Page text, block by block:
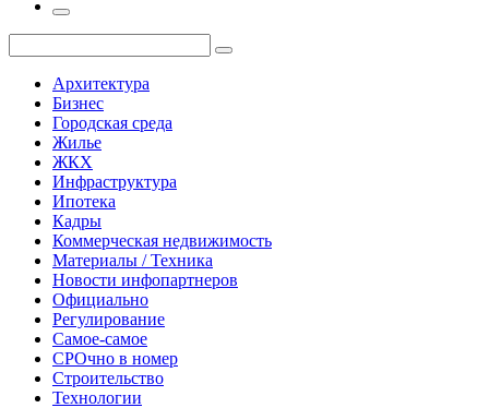
Архитектура
Бизнес
Городская среда
Жилье
ЖКХ
Инфраструктура
Ипотека
Кадры
Коммерческая недвижимость
Материалы / Техника
Новости инфопартнеров
Официально
Регулирование
Самое-самое
СРОчно в номер
Строительство
Технологии